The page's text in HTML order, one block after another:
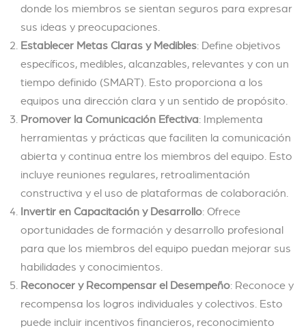
donde los miembros se sientan seguros para expresar
sus ideas y preocupaciones.
Establecer Metas Claras y Medibles: Define objetivos
específicos, medibles, alcanzables, relevantes y con un
tiempo definido (SMART). Esto proporciona a los
equipos una dirección clara y un sentido de propósito.
Promover la Comunicación Efectiva: Implementa
herramientas y prácticas que faciliten la comunicación
abierta y continua entre los miembros del equipo. Esto
incluye reuniones regulares, retroalimentación
constructiva y el uso de plataformas de colaboración.
Invertir en Capacitación y Desarrollo: Ofrece
oportunidades de formación y desarrollo profesional
para que los miembros del equipo puedan mejorar sus
habilidades y conocimientos.
Reconocer y Recompensar el Desempeño: Reconoce y
recompensa los logros individuales y colectivos. Esto
puede incluir incentivos financieros, reconocimiento